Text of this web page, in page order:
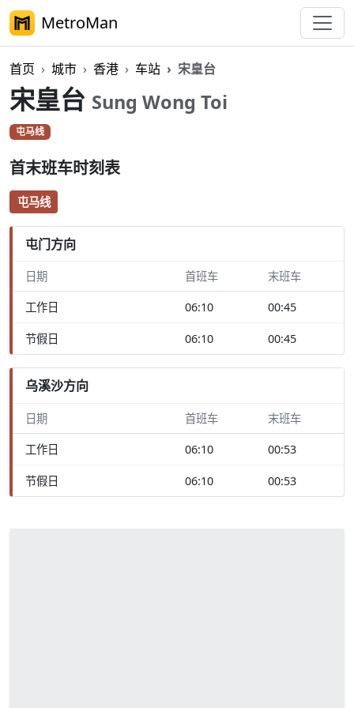
MetroMan
首页 城市 香港 车站 宋皇台
宋皇台 Sung Wong Toi
屯马线
首末班车时刻表
屯马线
屯门方向
日期 首班车 末班车
工作日 06:10 00:45
节假日 06:10 00:45
乌溪沙方向
日期 首班车 末班车
工作日 06:10 00:53
节假日 06:10 00:53